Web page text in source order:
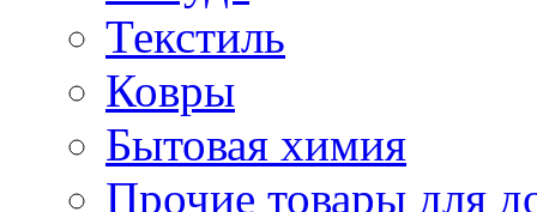
Текстиль
Ковры
Бытовая химия
Прочие товары для